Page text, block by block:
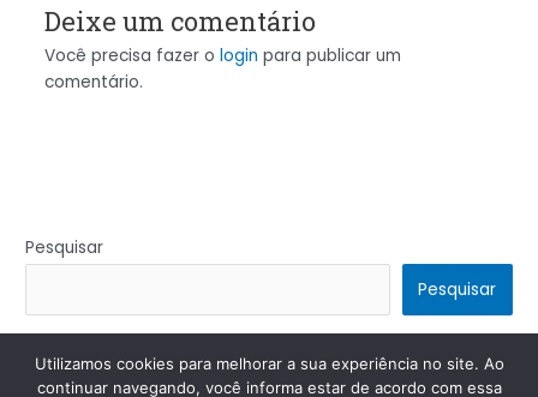
Deixe um comentário
Você precisa fazer o login para publicar um
comentário.
Pesquisar
Pesquisar
Copyright © 2026 | Powered by Tema Astra para WordPress
Utilizamos cookies para melhorar a sua experiência no site. Ao
continuar navegando, você informa estar de acordo com essa